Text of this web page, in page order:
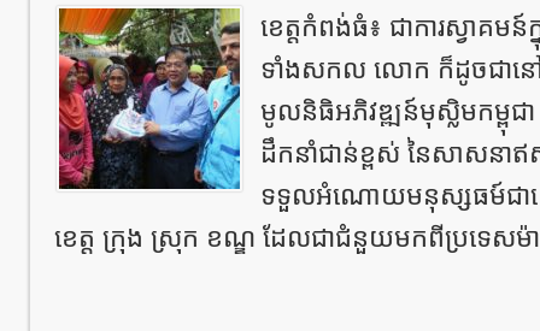
ខេត្តកំពង់ធំ៖ ជាការស្វាគ
ទាំងសកល លោក ក៏ដូចជានៅក
មូលនិធិអភិវឌ្ឍន៍មុស្លិមកម្ពុ
ដឹកនាំជាន់ខ្ពស់ នៃសាសនាឥស្
ទទួលអំណោយមនុស្សធម៍ជាគ
ខេត្ត ក្រុង ស្រុក ខណ្ឌ ដែលជាជំនួយមកពីប្រទេស